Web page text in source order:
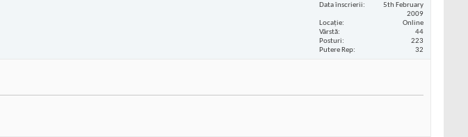
Data înscrierii
5th February
2009
Locaţie
Online
Vârstă
44
Posturi
223
Putere Rep
32